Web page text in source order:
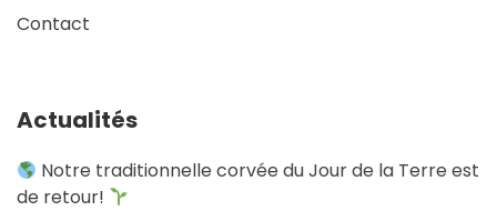
Contact
Actualités
Notre traditionnelle corvée du Jour de la Terre est
de retour!